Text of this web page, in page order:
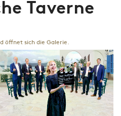
Taverne
öffnet sich die Galerie.